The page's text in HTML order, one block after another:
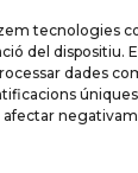
tecnologies
del dispositiu.
dades